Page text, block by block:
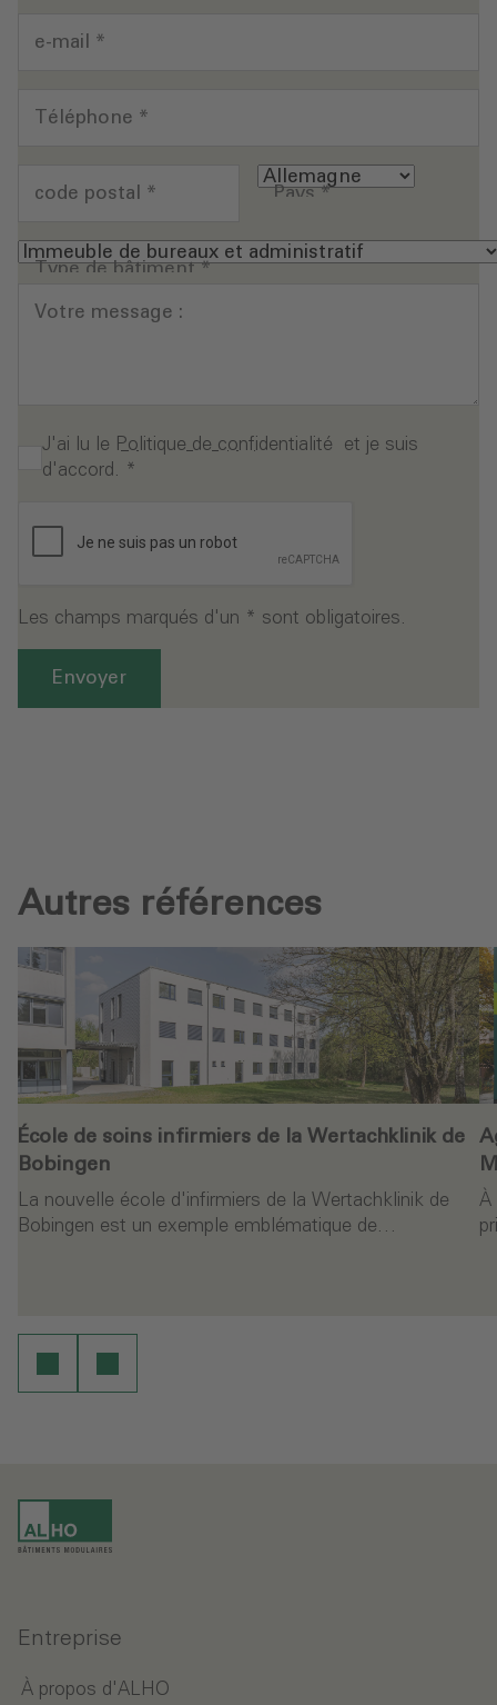
e-mail *
Téléphone *
code postal * Pays*
Type de bâtiment*
Votre message :
J'ai lu le Politique de confidentialité et je suis
d'accord. *
Les champs marqués d'un * sont obligatoires.
Envoyer
Autres références
École de soins infirmiers de la Wertachklinik de
Bobingen
La nouvelle école d'infirmiers de la Wertachklinik de
Bobingen est un exemple emblématique de…
À
Entreprise
À propos d'ALHO